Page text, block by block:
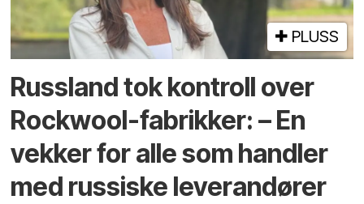
PLUSS
Russland tok kontroll over
Rockwool-fabrikker: – En
vekker for alle som handler
med russiske leverandører